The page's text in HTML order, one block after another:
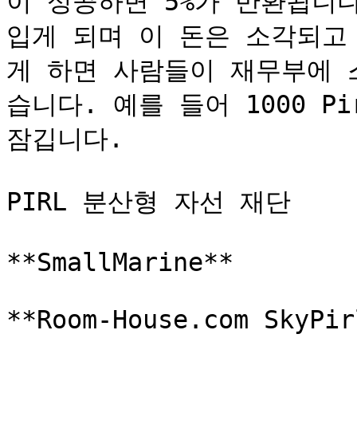
입게 되며 이 돈은 소각되
게 하면 사람들이 재무부에
습니다. 예를 들어 1000
잠깁니다.
PIRL 분산형 자선 재단
**SmallMarine**